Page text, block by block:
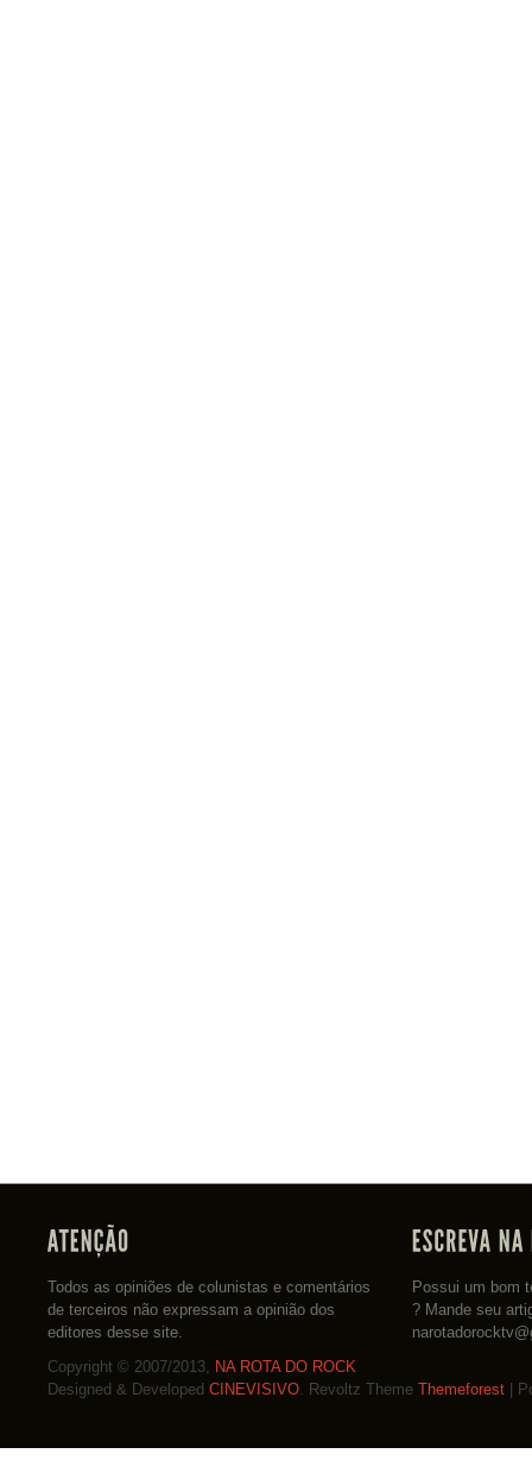
Todos as opiniões de colunistas e comentários
de terceiros não expressam a opinião dos
editores desse site.
Possui um bom
? Mande seu
Copyright © 2007/2013, NA ROTA DO ROCK
Designed & Developed CINEVISIVO. Revoltz Theme Themeforest |